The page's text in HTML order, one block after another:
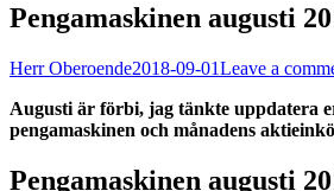
Pengamaskinen augusti
Herr Oberoende2018-09-01Leave a
Augusti är förbi, jag tänkte uppdatera
pengamaskinen och månadens
Pengamaskinen augusti